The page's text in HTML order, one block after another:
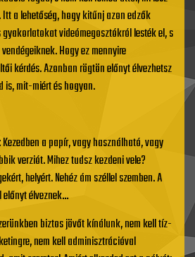
a lehetőség, hogy kitűnj azon edzők
videómegosztókról lesték el, s
Hogy ez mennyire
kérdés. Azonban rögtön előnyt élvezhetsz
is, mit-miért és hogyan.
a papír, vagy használható, vagy
verziót. Mihez tudsz kezdeni vele?
helyért. Nehéz ám széllel szemben. A
élveznek…
biztos jövőt kínálunk, nem kell tíz-
nem kell adminisztrációval